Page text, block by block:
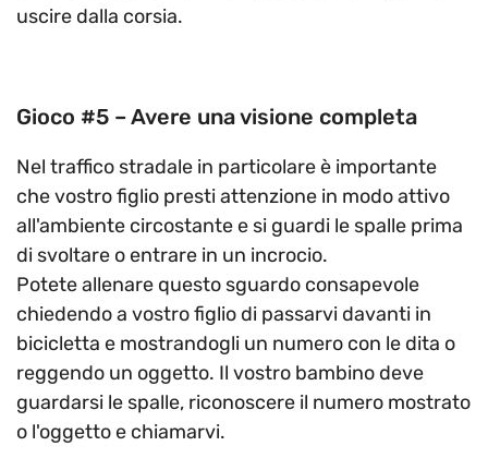
uscire dalla corsia.
Gioco #5 – Avere una visione completa
Nel traffico stradale in particolare è importante
che vostro figlio presti attenzione in modo attivo
all'ambiente circostante e si guardi le spalle prima
di svoltare o entrare in un incrocio.
Potete allenare questo sguardo consapevole
chiedendo a vostro figlio di passarvi davanti in
bicicletta e mostrandogli un numero con le dita o
reggendo un oggetto. Il vostro bambino deve
guardarsi le spalle, riconoscere il numero mostrato
o l'oggetto e chiamarvi.